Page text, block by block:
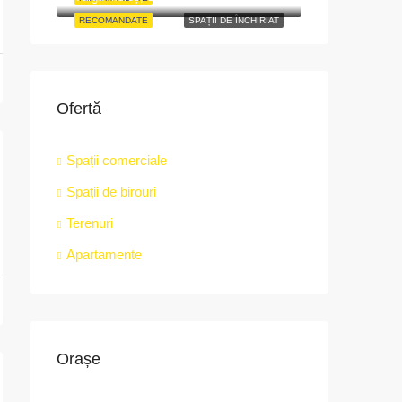
SPAȚII DE ÎNCHIRIAT
RECOMANDATE
Ofertă
Spații comerciale
Spații de birouri
Terenuri
Apartamente
Orașe